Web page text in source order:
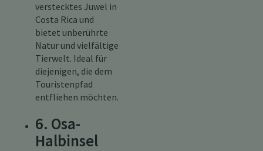
verstecktes Juwel in
Costa Rica und
bietet unberührte
Natur und vielfältige
Tierwelt. Ideal für
diejenigen, die dem
Touristenpfad
entfliehen möchten.
6. Osa-
Halbinsel